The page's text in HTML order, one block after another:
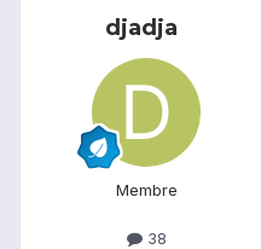
djadja
Membre
38